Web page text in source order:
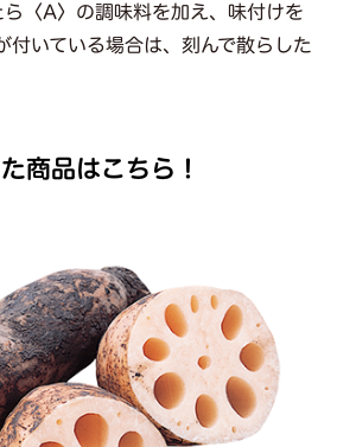
ら〈A〉の調味料を加え、味付けを
付いている場合は、刻んで散らした
商品はこちら！